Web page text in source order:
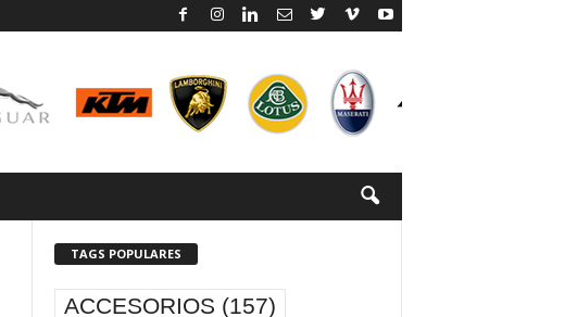
TAGS POPULARES
ACCESORIOS (157)